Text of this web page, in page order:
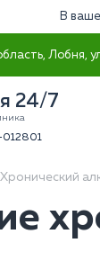
В
Лобня,
24/7
Хронический